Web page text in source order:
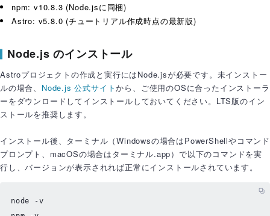
npm: v10.8.3 (Node.jsに同梱)
Astro: v5.8.0 (チュートリアル作成時点の最新版)
Node.js のインストール
Astroプロジェクトの作成と実行にはNode.jsが必要です。未インストー
ルの場合、 Node.js 公式サイトから、ご使用のOSに合ったインストーラ
ーをダウンロードしてインストールしておいてください。LTS版のイン
ストールを推奨します。
インストール後、ターミナル（Windowsの場合はPowerShellやコマンド
プロンプト、macOSの場合はターミナル.app）で以下のコマンドを実
行し、バージョンが表示されれば正常にインストールされています。
node -v